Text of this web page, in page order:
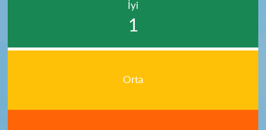
İyi
1
Orta